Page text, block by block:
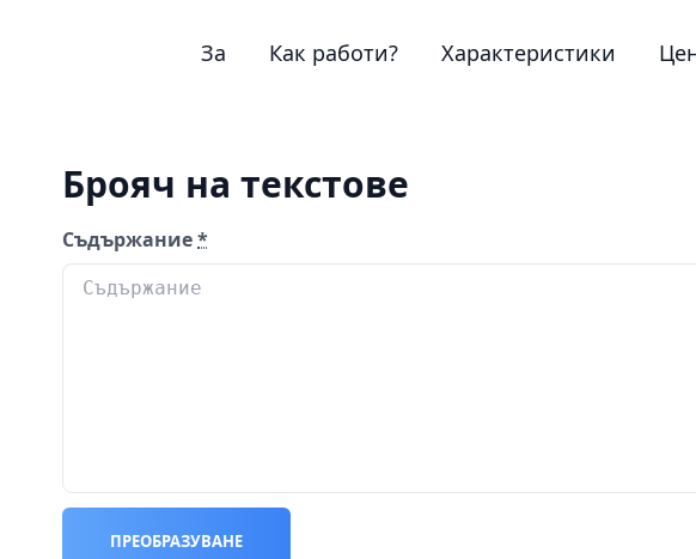
За Как работи? Характеристики
Брояч на текстове
Съдържание*
ПРЕОБРАЗУВАНЕ